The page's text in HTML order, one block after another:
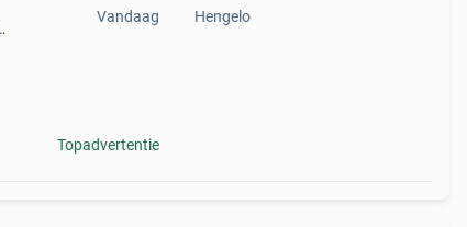
Vandaag
Topadvertentie
Hengelo